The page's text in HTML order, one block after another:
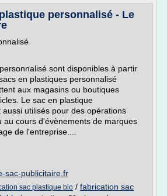
personnalisé - Le
sont disponibles à partir
en plastiques personnalisé
aux magasins ou boutiques
Le sac en plastique
aussi utilisés pour des opérations
au cours d'évènements de marques
de l'entreprise....
sac-publicitaire.fr
sac plastique bio / fabrication sac